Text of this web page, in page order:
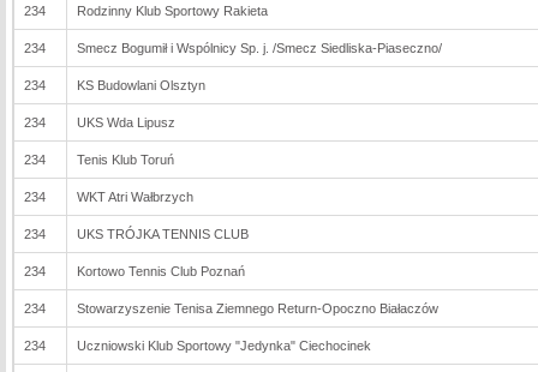
234 Rodzinny Klub Sportowy Rakieta
234 Smecz Bogumił i Wspólnicy Sp. j. /Smecz Siedliska-Piaseczno/
234 KS Budowlani Olsztyn
234 UKS Wda Lipusz
234 Tenis Klub Toruń
234 WKT Atri Wałbrzych
234 UKS TRÓJKA TENNIS CLUB
234 Kortowo Tennis Club Poznań
234 Stowarzyszenie Tenisa Ziemnego Return-Opoczno Białaczów
234 Uczniowski Klub Sportowy "Jedynka" Ciechocinek